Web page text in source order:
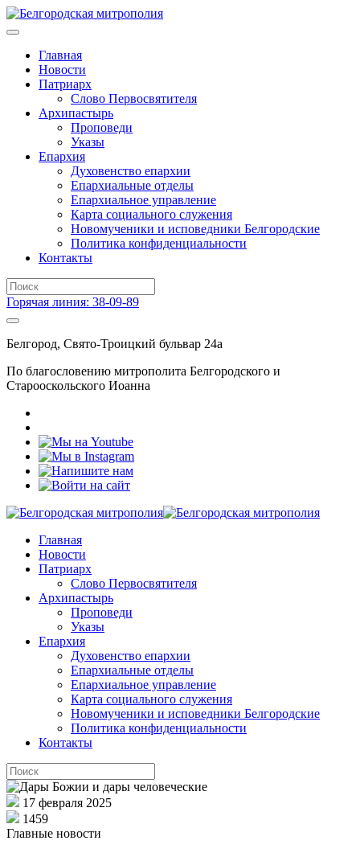
Главная
Новости
Патриарх
Слово Первосвятителя
Архипастырь
Проповеди
Указы
Епархия
Духовенство епархии
Епархиальные отделы
Епархиальное управление
Карта социального служения
Новомученики и исповедники Белгородские
Политика конфиденциальности
Контакты
Горячая линия: 38-09-89
Белгород, Свято-Троицкий бульвар 24а
По благословению митрополита Белгородского и
Старооскольского Иоанна
Главная
Новости
Патриарх
Слово Первосвятителя
Архипастырь
Проповеди
Указы
Епархия
Духовенство епархии
Епархиальные отделы
Епархиальное управление
Карта социального служения
Новомученики и исповедники Белгородские
Политика конфиденциальности
Контакты
17 февраля 2025
1459
Главные новости